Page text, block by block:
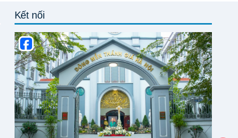
Kết nối